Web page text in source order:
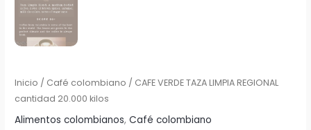
Inicio / Café colombiano / CAFE VERDE TAZA LIMPIA REGIONAL
cantidad 20.000 kilos
Alimentos colombianos,Café colombiano